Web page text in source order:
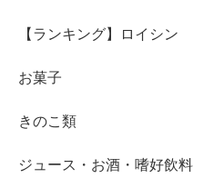
【ランキング】ロイシン
お菓子
きのこ類
ジュース・お酒・嗜好飲料